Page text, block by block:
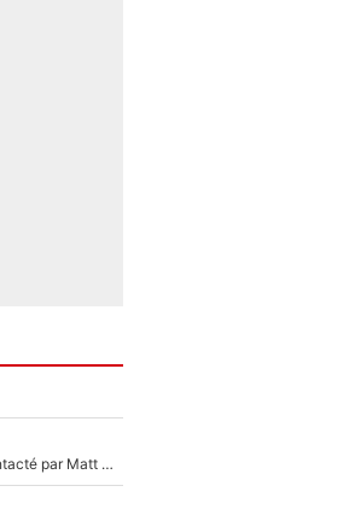
De l'équipe de France à The Voice Kids : Contacté par Matt Pokora, Kylian Mbappé a accepté de jouer un rôle inédit sur TF1 !